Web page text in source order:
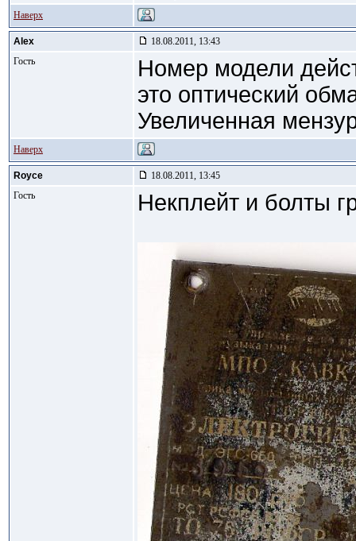
Наверх
Alex
18.08.2011, 13:43
Гость
Номер модели
это оптический
Увеличенная
Наверх
Royce
18.08.2011, 13:45
Гость
Некплейт и болты